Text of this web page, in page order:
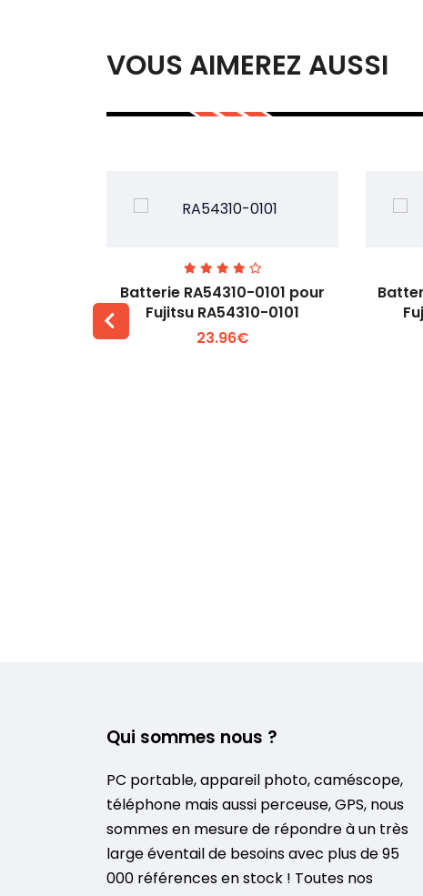
VOUS AIMEREZ AUSSI
Voir plus +
Batterie RA54310-0101 pour
Fujitsu RA54310-0101
23.96€
Qui sommes nous ?
PC portable, appareil photo, caméscope,
téléphone mais aussi perceuse, GPS, nous
sommes en mesure de répondre à un très
large éventail de besoins avec plus de 95
000 références en stock ! Toutes nos